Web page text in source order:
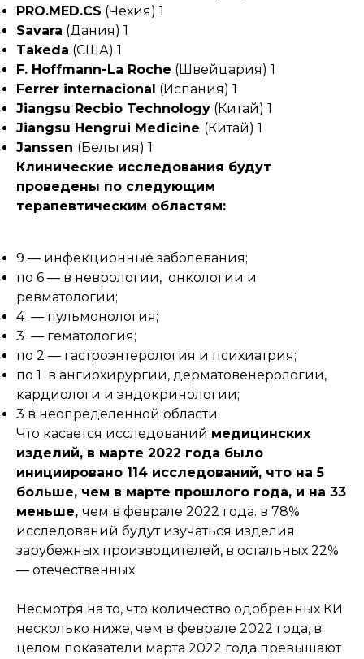
PRO.MED.CS (Чехия) 1
Savara (Дания) 1
Takeda (США) 1
F. Hoffmann-La Roche (Швейцария) 1
Ferrer internacional (Испания) 1
Jiangsu Recbio Technology (Китай) 1
Jiangsu Hengrui Medicine (Китай) 1
Janssen (Бельгия) 1
Клинические исследования будут
проведены по следующим
терапевтическим областям:
9 — инфекционные заболевания;
по 6 — в неврологии, онкологии и
ревматологии;
4 — пульмонология;
3 — гематология;
по 2 — гастроэнтерология и психиатрия;
по 1 в ангиохирургии, дерматовенерологии,
кардиологи и эндокринологии;
3 в неопределенной области.
Что касается исследований медицинских
изделий, в марте 2022 года было
инициировано 114 исследований, что на 5
больше, чем в марте прошлого года, и на 33
меньше, чем в феврале 2022 года. в 78%
исследований будут изучаться изделия
зарубежных производителей, в остальных 22%
— отечественных.
Несмотря на то, что количество одобренных КИ
несколько ниже, чем в феврале 2022 года, в
целом показатели марта 2022 года превышают